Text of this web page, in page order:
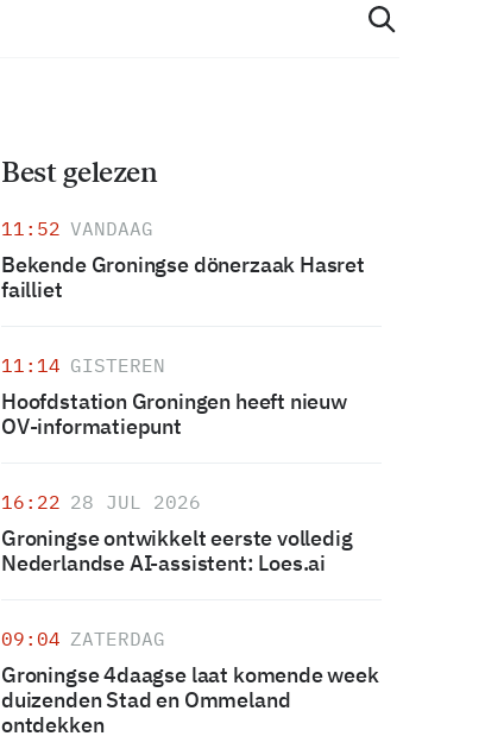
Best gelezen
11:52 VANDAAG
Bekende Groningse dönerzaak Hasret
failliet
11:14 GISTEREN
Hoofdstation Groningen heeft nieuw
OV-informatiepunt
16:22 28 JUL 2026
Groningse ontwikkelt eerste volledig
Nederlandse AI-assistent: Loes.ai
09:04 ZATERDAG
Groningse 4daagse laat komende week
duizenden Stad en Ommeland
ontdekken